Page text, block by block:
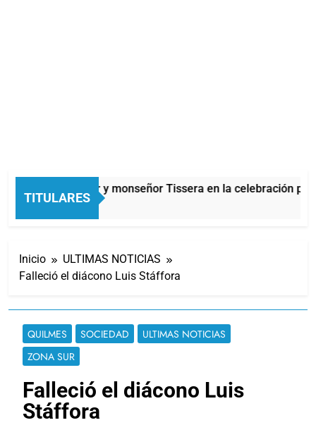
TITULARES
Carlos Balor y monseñor Tissera en la celebración por
1 Hora Atrás
Inicio
ULTIMAS NOTICIAS
Falleció el diácono Luis Stáffora
QUILMES SOCIEDAD
ULTIMAS NOTICIAS
ZONA SUR
Falleció el diácono Luis
Stáffora